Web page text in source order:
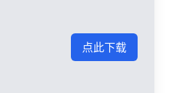
点此下载